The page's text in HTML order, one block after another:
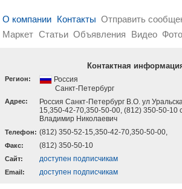
О компании Контакты Отправить
Маркет Статьи Объявления Видео Фото
Контактная
Регион:
Россия
Санкт-Петербург
Адрес:
Россия Санкт-Петербург В.О. ул
15,350-42-70,350-50-00, (812) 350-50-10
Владимир Николаевич
Телефон: (812) 350-52-15,350-42-70,350-50-00,
Факс: (812) 350-50-10
Cайт: доступен подписчикам
Email: доступен подписчикам